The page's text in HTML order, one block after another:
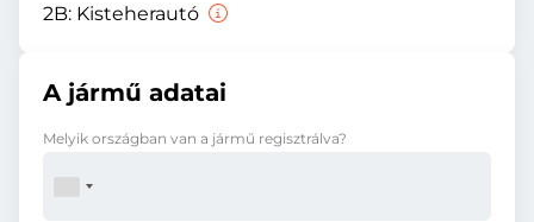
2B: Kisteherautó
A jármű adatai
Melyik országban van a jármű regisztrálva?